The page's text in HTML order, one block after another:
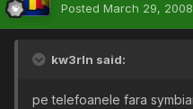
Posted March 29, 2008
kw3rln said:
pe telefoanele fara